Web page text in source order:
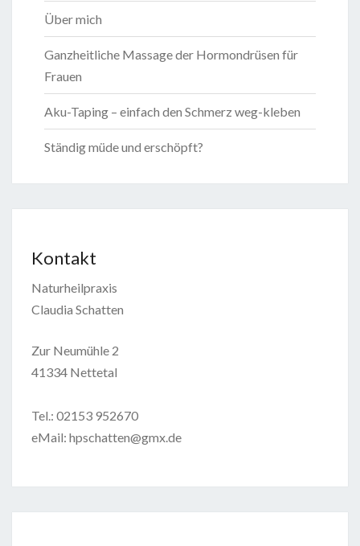
Über mich
Ganzheitliche Massage der Hormondrüsen für
Frauen
Aku-Taping – einfach den Schmerz weg-kleben
Ständig müde und erschöpft?
Kontakt
Naturheilpraxis
Claudia Schatten
Zur Neumühle 2
41334 Nettetal
Tel.: 02153 952670
eMail: hpschatten@gmx.de